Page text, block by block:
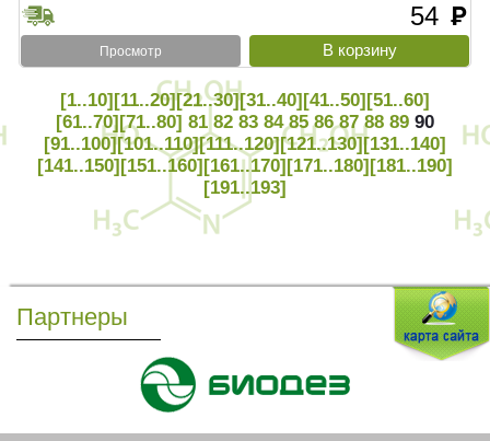
54 руб
Просмотр
[1..10][11..20][21..30][31..40][41..50][51..60]
[61..70][71..80] 81 82 83 84 85 86 87 88 89 90
[91..100][101..110][111..120][121..130][131..140]
[141..150][151..160][161..170][171..180][181..190]
[191..193]
Партнеры